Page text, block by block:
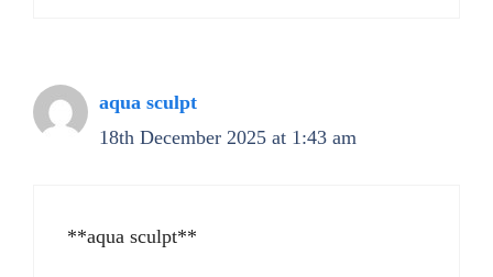
aqua sculpt
18th December 2025 at 1:43 am
**aqua sculpt**